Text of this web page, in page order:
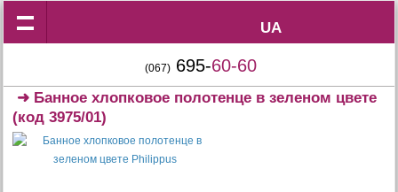
UA
UA
(067) 695-60-60
➜ Банное хлопковое полотенце в зеленом цвете
(код 3975/01)